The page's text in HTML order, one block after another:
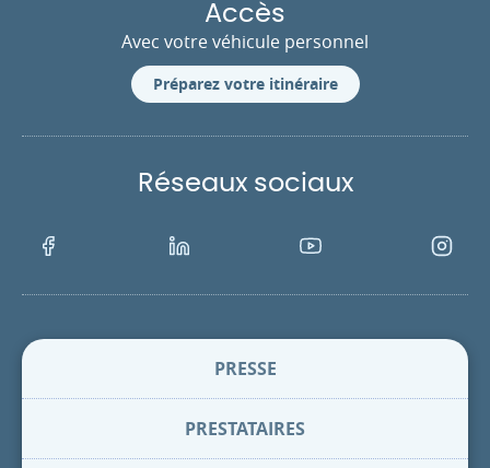
Accès
Avec votre véhicule personnel
Préparez votre itinéraire
Réseaux sociaux
Facebook LinkedIn Youtube
PRESSE
PRESTATAIRES